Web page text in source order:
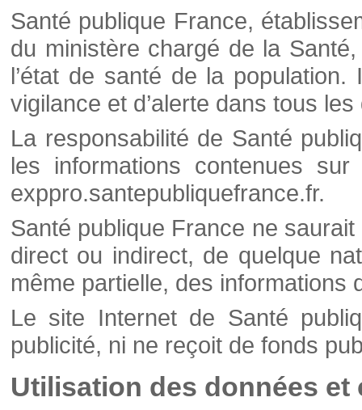
Santé publique France,
du ministère chargé de la
l’état de santé de la
vigilance et d’alerte dans tous
La responsabilité de Santé
les informations contenues
exppro.santepubliquefrance.fr.
Santé publique France ne
direct ou indirect, de quelque
même partielle, des informations
Le site Internet de Santé
publicité, ni ne reçoit de fonds
Utilisation des données et